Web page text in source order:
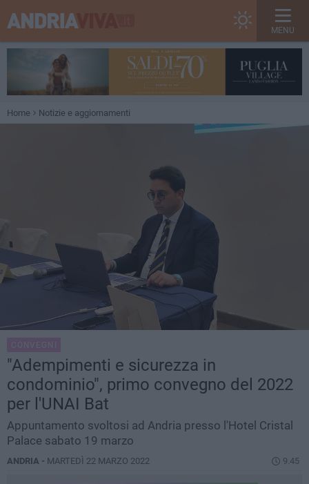
MENU
Home Notizie e aggiornamenti
CONVEGNI
"Adempimenti e sicurezza in
condominio", primo convegno del 2022
per l'UNAI Bat
Appuntamento svoltosi ad Andria presso l'Hotel Cristal
Palace sabato 19 marzo
ANDRIA - MARTEDÌ 22 MARZO 2022 9.45